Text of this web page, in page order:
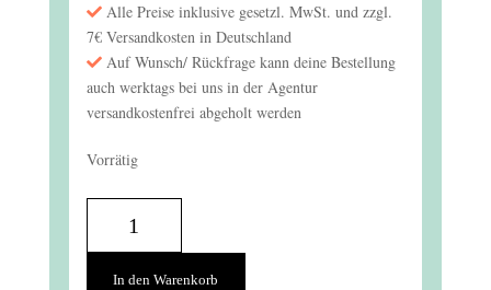
Alle Preise inklusive gesetzl. MwSt. und zzgl.
7€ Versandkosten in Deutschland
Auf Wunsch/ Rückfrage kann deine Bestellung
auch werktags bei uns in der Agentur
versandkostenfrei abgeholt werden
Vorrätig
In den Warenkorb